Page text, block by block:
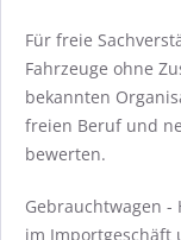
Für freie
Fahrzeuge ohne
bekannten
freien Beruf und
bewerten.
Gebrauchtwagen
im Importgeschäft